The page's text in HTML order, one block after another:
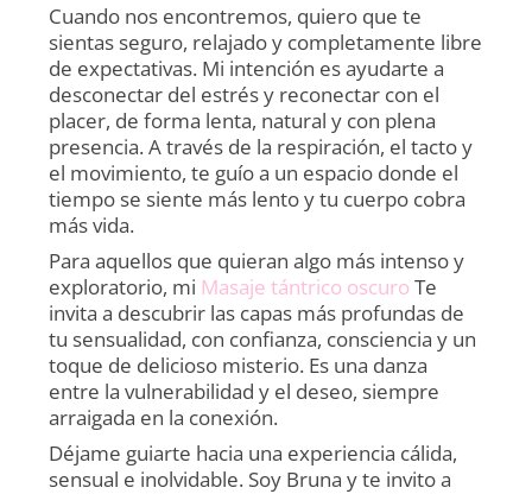
Cuando nos encontremos, quiero que te
sientas seguro, relajado y completamente libre
de expectativas. Mi intención es ayudarte a
desconectar del estrés y reconectar con el
placer, de forma lenta, natural y con plena
presencia. A través de la respiración, el tacto y
el movimiento, te guío a un espacio donde el
tiempo se siente más lento y tu cuerpo cobra
más vida.
Para aquellos que quieran algo más intenso y
exploratorio, mi Masaje tántrico oscuro Te
invita a descubrir las capas más profundas de
tu sensualidad, con confianza, consciencia y un
toque de delicioso misterio. Es una danza
entre la vulnerabilidad y el deseo, siempre
arraigada en la conexión.
Déjame guiarte hacia una experiencia cálida,
sensual e inolvidable. Soy Bruna y te invito a